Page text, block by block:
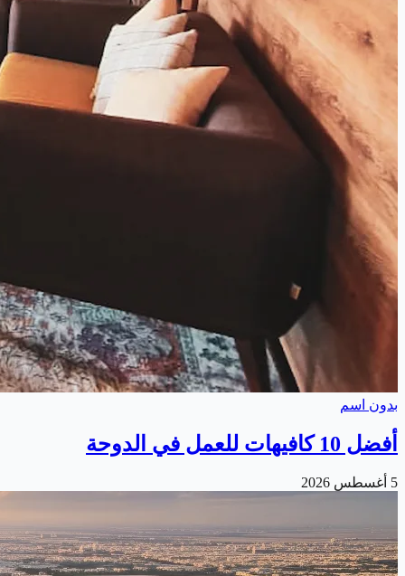
بدون اسم
أفضل 10 كافيهات للعمل في الدوحة
5 أغسطس 2026